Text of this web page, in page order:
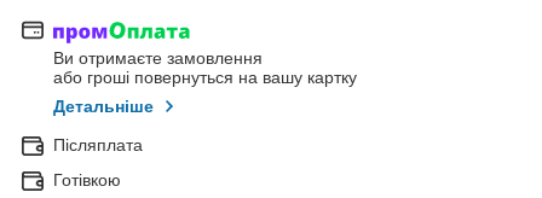
Ви отримаєте замовлення
або гроші повернуться на вашу картку
Детальніше
Післяплата
Готівкою